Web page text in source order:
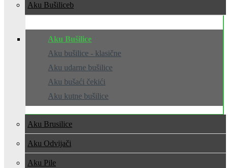
Aku Bušilice
Aku Bušilice
Aku bušilice - klasične
Aku udarne bušilice
Aku bušaći čekići
Aku kutne bušilice
Aku Brusilice
Aku Odvijači
Aku Pile